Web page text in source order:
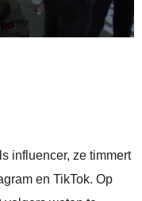
influencer, ze timmert
en TikTok. Op